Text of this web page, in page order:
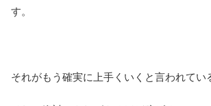
す。
それがもう確実に上手くいくと言われてい